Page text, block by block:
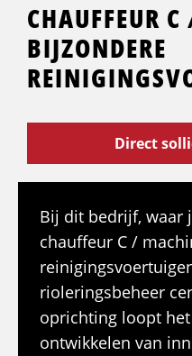
CHAUFFEUR
BIJZONDERE
Direct
Bij dit bedrijf, waar
chauffeur C /
rioleringsbeheer
oprichting loopt
ontwikkelen van